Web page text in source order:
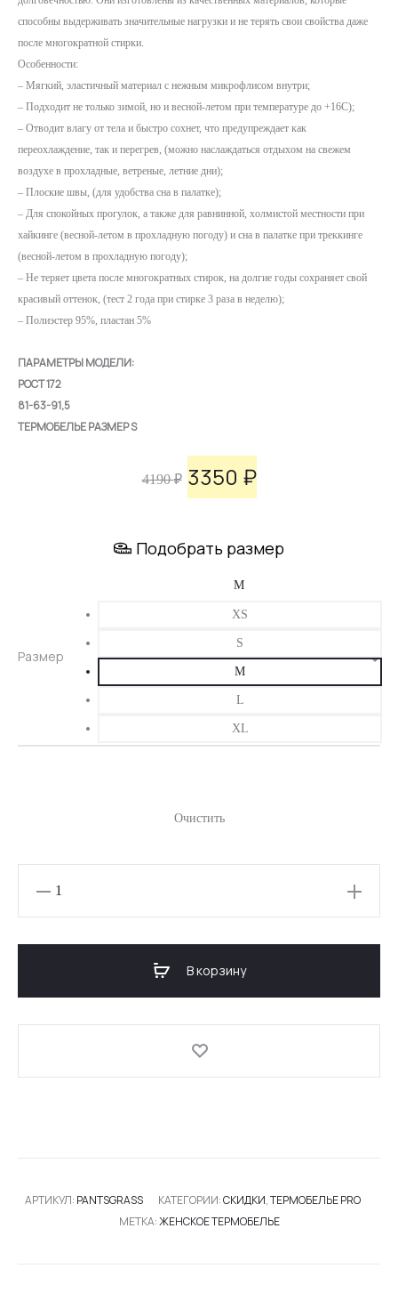
способны выдерживать значительные нагрузки и не терять свои свойства даже
после многократной стирки.
Особенности:
– Мягкий, эластичный материал с нежным микрофлисом внутри;
– Подходит не только зимой, но и весной-летом при температуре до +16С);
– Отводит влагу от тела и быстро сохнет, что предупреждает как
переохлаждение, так и перегрев, (можно наслаждаться отдыхом на свежем
воздухе в прохладные, ветреные, летние дни);
– Плоские швы, (для удобства сна в палатке);
– Для спокойных прогулок, а также для равнинной, холмистой местности при
хайкинге (весной-летом в прохладную погоду) и сна в палатке при треккинге
(весной-летом в прохладную погоду);
– Не теряет цвета после многократных стирок, на долгие годы сохраняет свой
красивый оттенок, (тест 2 года при стирке 3 раза в неделю);
– Полиэстер 95%, пластан 5%
ПАРАМЕТРЫ МОДЕЛИ:
РОСТ 172
81-63-91,5
ТЕРМОБЕЛЬЕ РАЗМЕР S
4190₽ Первоначальная
составляла
4190 ₽.
3350 ₽Текущая
3350 ₽.
Подобрать размер
Размер
XS
S
M
L
XL
Очистить
Количество
В корзину
АРТИКУЛ: PANTSGRASS КАТЕГОРИИ:СКИДКИ,ТЕРМОБЕЛЬЕ PRO
МЕТКА:ЖЕНСКОЕ ТЕРМОБЕЛЬЕ